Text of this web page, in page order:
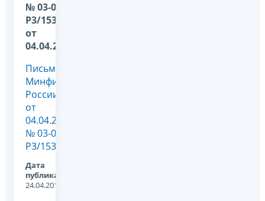
№ 03-01-
Р3/15313
от
04.04.2014
Письмо
Минфина
России
от
04.04.2014
№ 03-01-
Р3/15313
Дата
публикации:
24.04.2014